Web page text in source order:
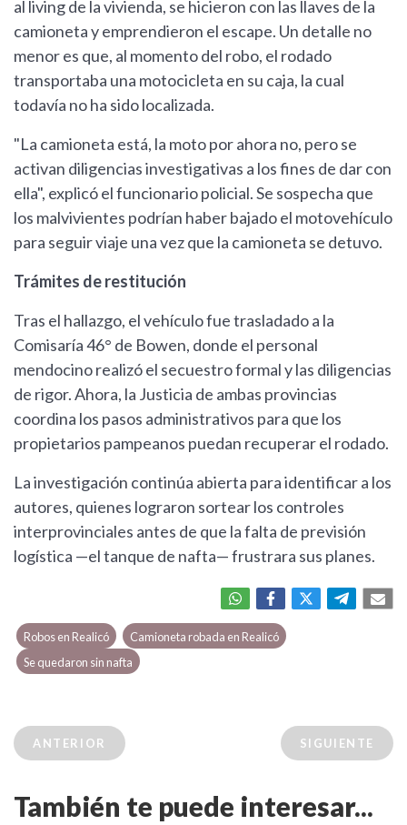
al living de la vivienda, se hicieron con las llaves de la
camioneta y emprendieron el escape. Un detalle no
menor es que, al momento del robo, el rodado
transportaba una motocicleta en su caja, la cual
todavía no ha sido localizada.
"La camioneta está, la moto por ahora no, pero se
activan diligencias investigativas a los fines de dar con
ella", explicó el funcionario policial. Se sospecha que
los malvivientes podrían haber bajado el motovehículo
para seguir viaje una vez que la camioneta se detuvo.
Trámites de restitución
Tras el hallazgo, el vehículo fue trasladado a la
Comisaría 46° de Bowen, donde el personal
mendocino realizó el secuestro formal y las diligencias
de rigor. Ahora, la Justicia de ambas provincias
coordina los pasos administrativos para que los
propietarios pampeanos puedan recuperar el rodado.
La investigación continúa abierta para identificar a los
autores, quienes lograron sortear los controles
interprovinciales antes de que la falta de previsión
logística —el tanque de nafta— frustrara sus planes.
Robos en Realicó
Camioneta robada en Realicó
Se quedaron sin nafta
ANTERIOR SIGUIENTE
También te puede interesar...